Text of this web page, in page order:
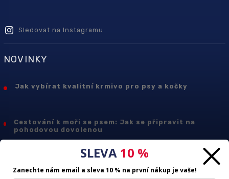
Sledovat na Instagramu
NOVINKY
Jak vybírat kvalitní krmivo pro psy a kočky
Cestování k moři se psem: Jak se připravit na
pohodovou dovolenou
JAK SPRÁVNĚ PEČOVAT O KOČIČÍ SRST
SLEVA 10 %
Zanechte nám email a sleva 10 % na první nákup je vaše!